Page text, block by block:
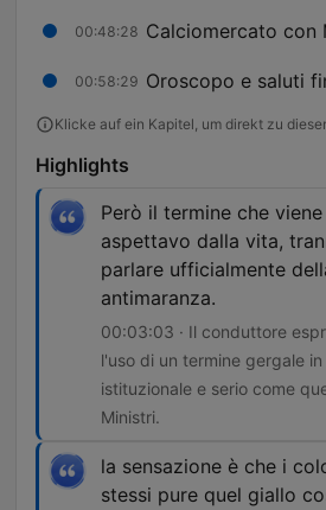
00:48:28 Calciomercato con
00:58:29 Oroscopo e saluti
Klicke auf ein Kapitel, um direkt zu
Highlights
Però il termine che
aspettavo dalla vita,
parlare ufficialmente
antimaranza.
00:03:03 · Il conduttore
l'uso di un termine gergale
istituzionale e serio come
Ministri.
la sensazione è che i
stessi pure quel giallo